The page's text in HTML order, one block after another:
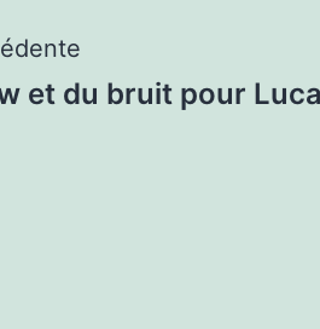
et du bruit pour